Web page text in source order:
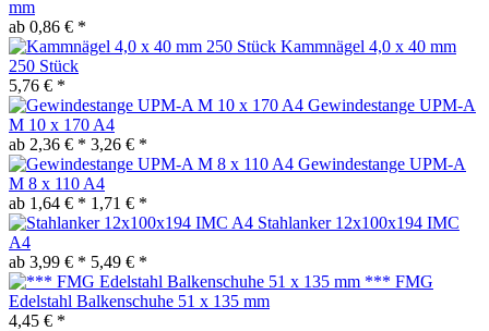
mm
ab 0,86 € *
Kammnägel 4,0 x 40 mm
250 Stück
5,76 € *
Gewindestange UPM-A
M 10 x 170 A4
ab 2,36 € * 3,26 € *
Gewindestange UPM-A
M 8 x 110 A4
ab 1,64 € * 1,71 € *
Stahlanker 12x100x194 IMC
A4
ab 3,99 € * 5,49 € *
*** FMG
Edelstahl Balkenschuhe 51 x 135 mm
4,45 € *